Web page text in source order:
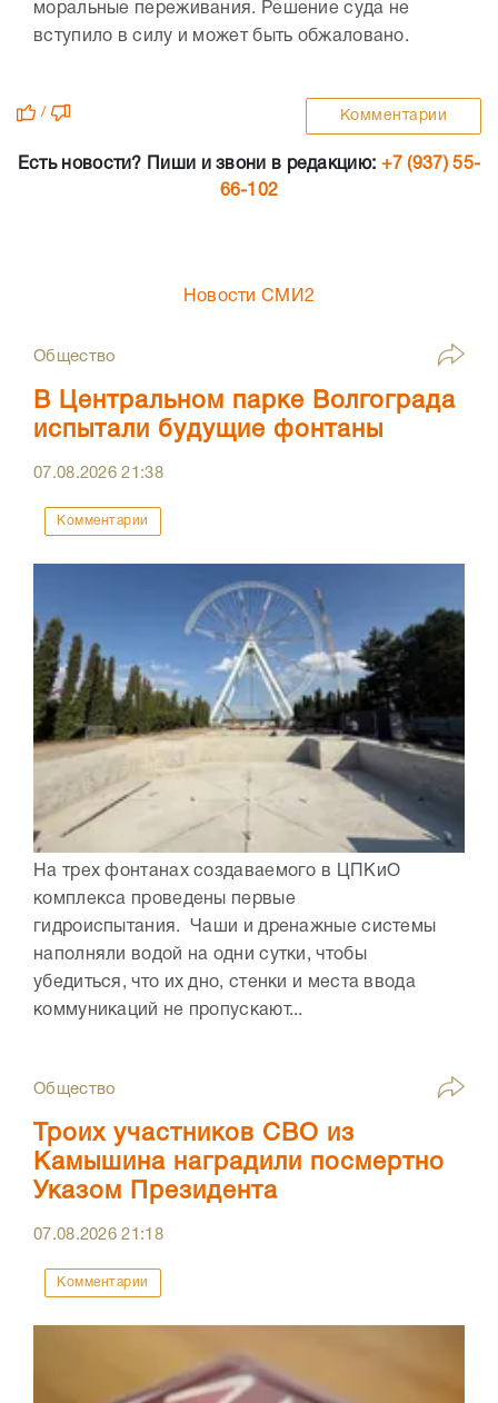
моральные переживания. Решение суда не
вступило в силу и может быть обжаловано.
/ Комментарии
Есть новости? Пиши и звони в редакцию: +7 (937) 55-
66-102
Новости СМИ2
Общество
В Центральном парке Волгограда
испытали будущие фонтаны
07.08.202621:38
Комментарии
На трех фонтанах создаваемого в ЦПКиО
комплекса проведены первые
гидроиспытания. Чаши и дренажные системы
наполняли водой на одни сутки, чтобы
убедиться, что их дно, стенки и места ввода
коммуникаций не пропускают...
Общество
Троих участников СВО из
Камышина наградили посмертно
Указом Президента
07.08.202621:18
Комментарии